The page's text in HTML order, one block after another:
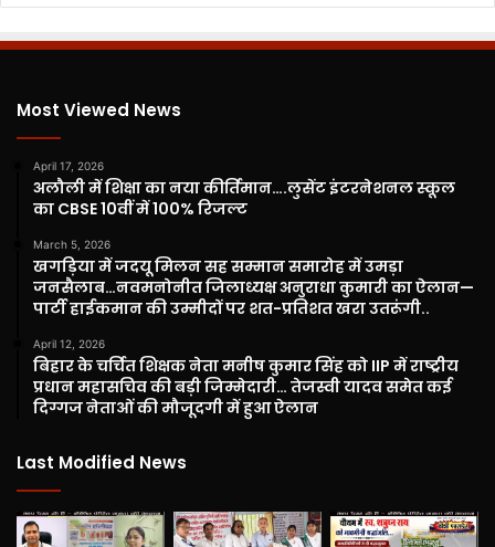
Most Viewed News
April 17, 2026
अलौली में शिक्षा का नया कीर्तिमान….लुसेंट इंटरनेशनल स्कूल
का CBSE 10वीं में 100% रिजल्ट
March 5, 2026
खगड़िया में जदयू मिलन सह सम्मान समारोह में उमड़ा
जनसैलाब…नवमनोनीत जिलाध्यक्ष अनुराधा कुमारी का ऐलान—
पार्टी हाईकमान की उम्मीदों पर शत-प्रतिशत खरा उतरूंगी..
April 12, 2026
बिहार के चर्चित शिक्षक नेता मनीष कुमार सिंह को IIP में राष्ट्रीय
प्रधान महासचिव की बड़ी जिम्मेदारी… तेजस्वी यादव समेत कई
दिग्गज नेताओं की मौजूदगी में हुआ ऐलान
Last Modified News